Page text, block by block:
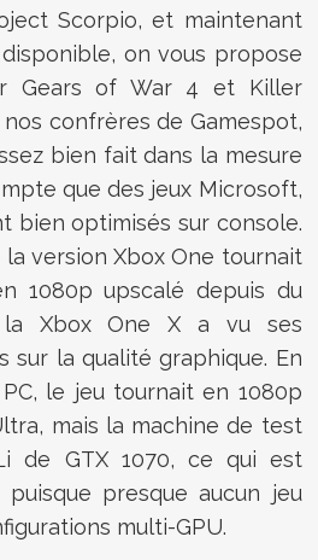
Scorpio, et maintenant
on vous propose
Gears of War 4 et Killer
confrères de Gamespot,
bien fait dans la mesure
que des jeux Microsoft,
bien optimisés sur console.
version Xbox One tournait
1080p upscalé depuis du
Xbox One X a vu ses
sur la qualité graphique. En
le jeu tournait en 1080p
mais la machine de test
de GTX 1070, ce qui est
presque aucun jeu
multi-GPU.